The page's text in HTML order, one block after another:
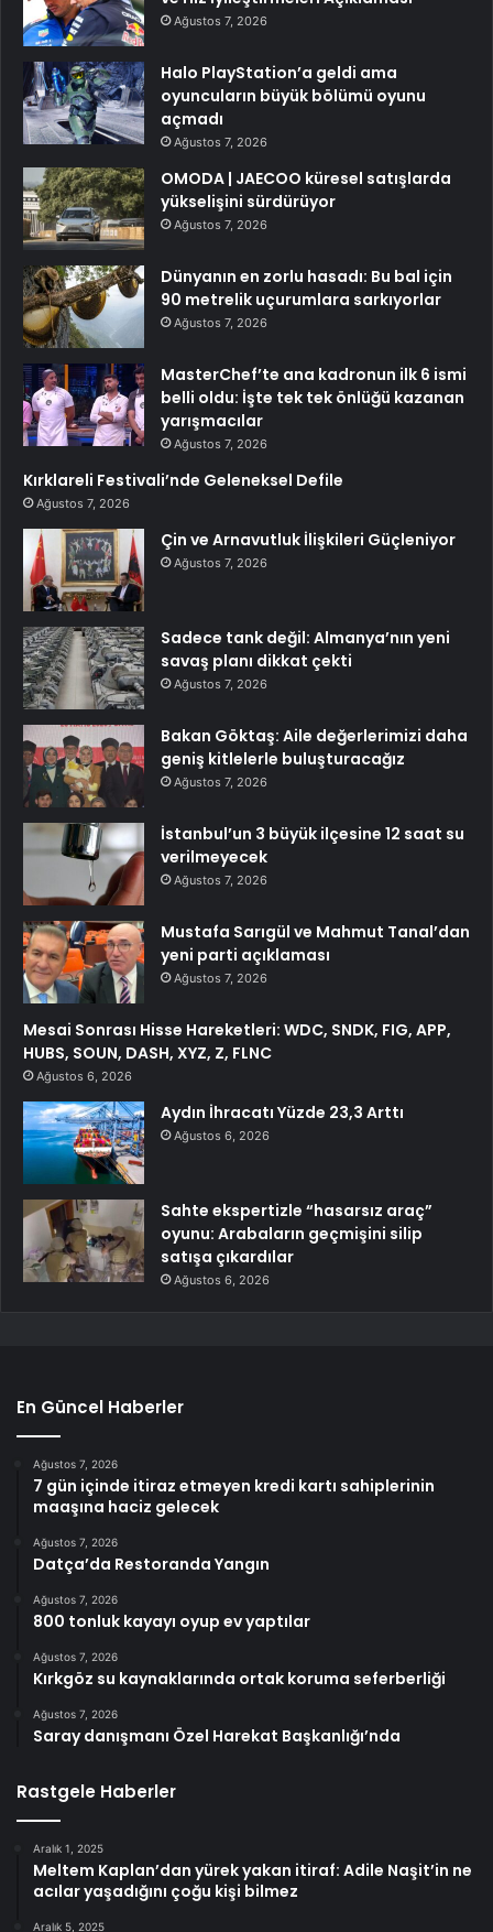
Ağustos 7, 2026
Halo PlayStation’a geldi ama
oyuncuların büyük bölümü oyunu
açmadı
Ağustos 7, 2026
OMODA | JAECOO küresel satışlarda
yükselişini sürdürüyor
Ağustos 7, 2026
Dünyanın en zorlu hasadı: Bu bal için
90 metrelik uçurumlara sarkıyorlar
Ağustos 7, 2026
MasterChef’te ana kadronun ilk 6 ismi
belli oldu: İşte tek tek önlüğü kazanan
yarışmacılar
Ağustos 7, 2026
Kırklareli Festivali’nde Geleneksel Defile
Ağustos 7, 2026
Çin ve Arnavutluk İlişkileri Güçleniyor
Ağustos 7, 2026
Sadece tank değil: Almanya’nın yeni
savaş planı dikkat çekti
Ağustos 7, 2026
Bakan Göktaş: Aile değerlerimizi daha
geniş kitlelerle buluşturacağız
Ağustos 7, 2026
İstanbul’un 3 büyük ilçesine 12 saat su
verilmeyecek
Ağustos 7, 2026
Mustafa Sarıgül ve Mahmut Tanal’dan
yeni parti açıklaması
Ağustos 7, 2026
Mesai Sonrası Hisse Hareketleri: WDC, SNDK, FIG, APP,
HUBS, SOUN, DASH, XYZ, Z, FLNC
Ağustos 6, 2026
Aydın İhracatı Yüzde 23,3 Arttı
Ağustos 6, 2026
Sahte ekspertizle “hasarsız araç”
oyunu: Arabaların geçmişini silip
satışa çıkardılar
Ağustos 6, 2026
En Güncel Haberler
Ağustos 7, 2026
7 gün içinde itiraz etmeyen kredi kartı sahiplerinin
maaşına haciz gelecek
Ağustos 7, 2026
Datça’da Restoranda Yangın
Ağustos 7, 2026
800 tonluk kayayı oyup ev yaptılar
Ağustos 7, 2026
Kırkgöz su kaynaklarında ortak koruma seferberliği
Ağustos 7, 2026
Saray danışmanı Özel Harekat Başkanlığı’nda
Rastgele Haberler
Aralık 1, 2025
Meltem Kaplan’dan yürek yakan itiraf: Adile Naşit’in ne
acılar yaşadığını çoğu kişi bilmez
Aralık 5, 2025